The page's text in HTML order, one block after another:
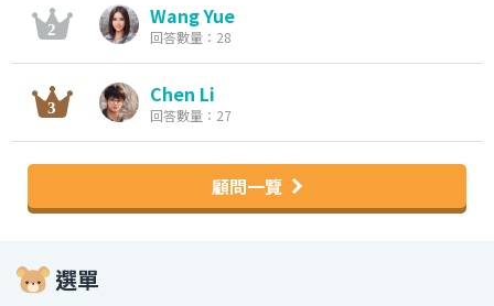
Wang Yue
回答數量：28
Chen Li
回答數量：27
顧問一覽
選單